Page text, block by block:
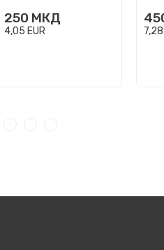
250 МКД
4,05 EUR 7,28